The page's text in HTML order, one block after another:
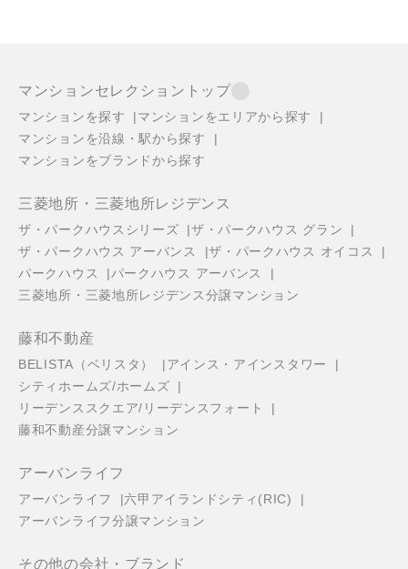
マンションセレクショントップ
マンションを探す
マンションをエリアから探す
マンションを沿線・駅から探す
マンションをブランドから探す
三菱地所・三菱地所レジデンス
ザ・パークハウスシリーズ
ザ・パークハウス グラン
ザ・パークハウス アーバンス
ザ・パークハウス オイコス
パークハウス
パークハウス アーバンス
三菱地所・三菱地所レジデンス分譲マンション
藤和不動産
BELISTA（ベリスタ）
アインス・アインスタワー
シティホームズ/ホームズ
リーデンススクエア/リーデンスフォート
藤和不動産分譲マンション
アーバンライフ
アーバンライフ
六甲アイランドシティ(RIC)
アーバンライフ分譲マンション
その他の会社・ブランド